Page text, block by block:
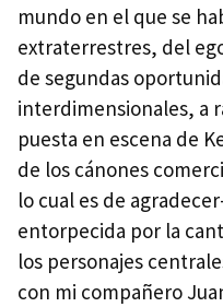
mundo en el que se
extraterrestres, del
de segundas
interdimensionales, a
puesta en escena de
de los cánones
lo cual es de
entorpecida por la
los personajes
con mi compañero